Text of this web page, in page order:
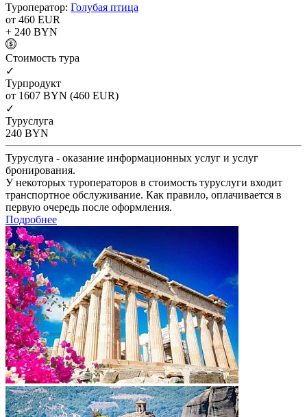
Туроператор: Голубая птица
от 460 EUR
+ 240 BYN
Cтоимость тура
✓
Турпродукт
от 1607 BYN (460 EUR)
✓
Туруслуга
240 BYN
Туруслуга - оказание информационных услуг и услуг
бронирования.
У некоторых туроператоров в стоимость туруслуги входит
транспортное обслуживание. Как правило, оплачивается в
первую очередь после оформления.
Подробнее